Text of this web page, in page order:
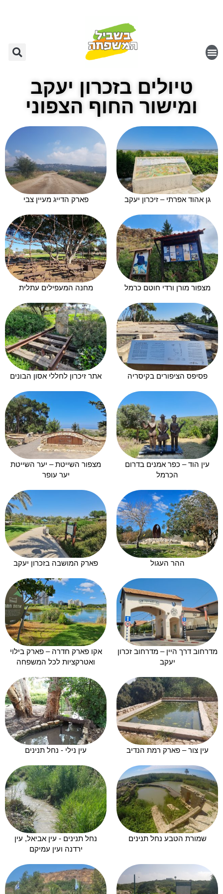
טיולים בזכרון יעקב
ומישור החוף הצפוני
גן אהוד אפרתי – זיכרון יעקב פארק הדייג מעיין צבי
מצפור מורן ורדי חוטם כרמל מחנה המעפילים עתלית
פסיפס הציפורים בקיסריה אתר זיכרון לחללי אסון הבונים
עין הוד – כפר אמנים בדרום
הכרמל
מצפור השייטת – יער השייטת
יער עופר
ההר העגול פארק המושבה בזכרון יעקב
מדרחוב דרך היין – מדרחוב זכרון
יעקב
אקו פארק חדרה – פארק בילוי
ואטרקציות לכל המשפחה
עין צור – פארק רמת הנדיב עין נילי - נחל תנינים
שמורת הטבע נחל תנינים
נחל תנינים - עין אביאל, עין
ירדנה ועין עמיקם